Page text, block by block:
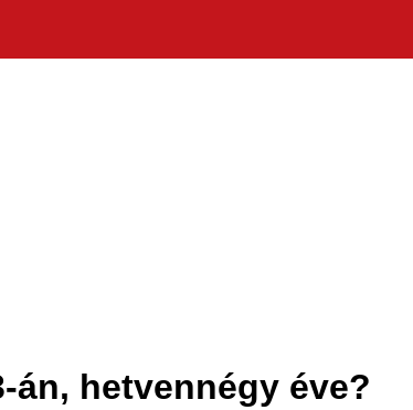
án, hetvennégy éve?